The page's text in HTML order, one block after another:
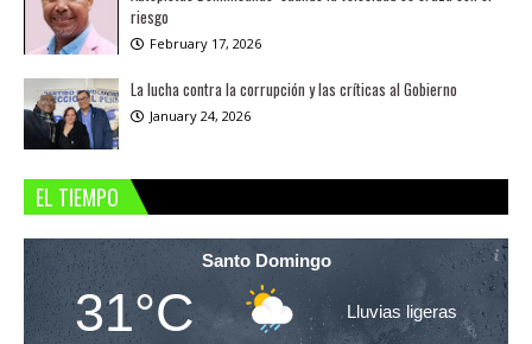
riesgo
February 17, 2026
La lucha contra la corrupción y las críticas al Gobierno
January 24, 2026
EL TIEMPO
Santo Domingo
31°C Lluvias ligeras